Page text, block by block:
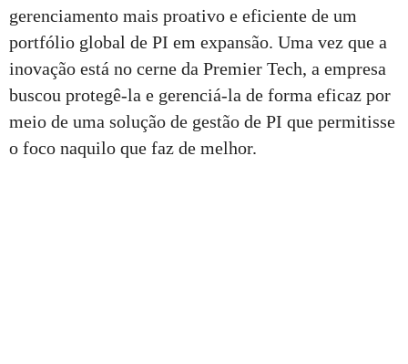
gerenciamento mais proativo e eficiente de um
portfólio global de PI em expansão. Uma vez que a
inovação está no cerne da Premier Tech, a empresa
buscou protegê-la e gerenciá-la de forma eficaz por
meio de uma solução de gestão de PI que permitisse
o foco naquilo que faz de melhor.